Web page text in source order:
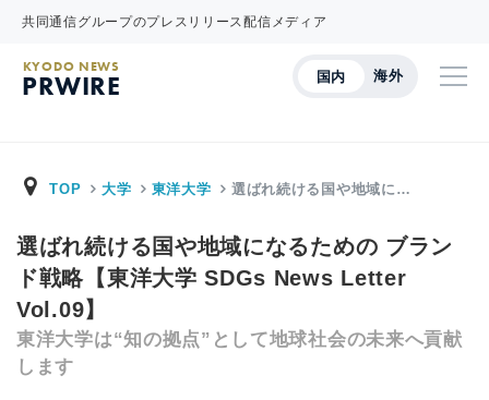
共同通信グループのプレスリリース配信メディア
国内 海外
KYODO NEWS
PRWIRE
TOP 大学 東洋大学 選ばれ続ける国や地域に…
選ばれ続ける国や地域になるための ブラン
ド戦略【東洋大学 SDGs News Letter
Vol.09】
東洋大学は“知の拠点”として地球社会の未来へ貢献
します